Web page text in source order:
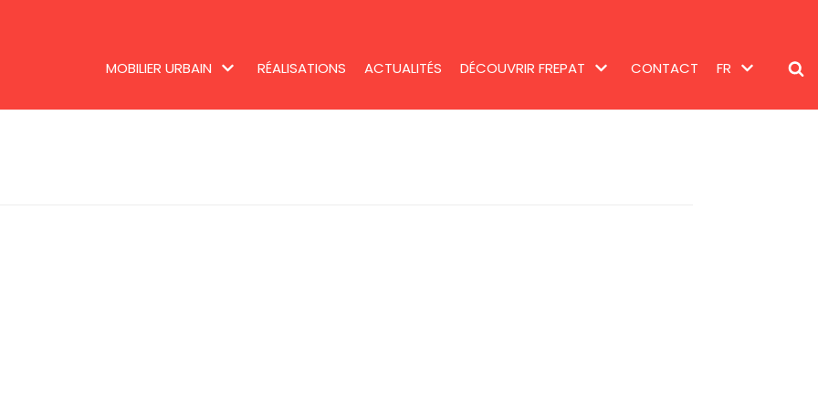
MOBILIER URBAIN RÉALISATIONS ACTUALITÉS DÉCOUVRIR FREPAT CONTACT FR